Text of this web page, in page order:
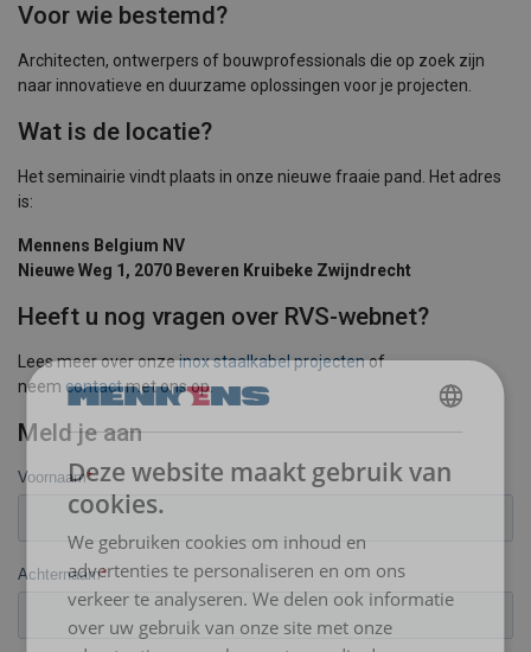
Voor wie bestemd?
Architecten, ontwerpers of bouwprofessionals die op zoek zijn
naar innovatieve en duurzame oplossingen voor je projecten.
Wat is de locatie?
Het seminairie vindt plaats in onze nieuwe fraaie pand. Het adres
is:
Mennens Belgium NV
Nieuwe Weg 1, 2070 Beveren Kruibeke Zwijndrecht
Heeft u nog vragen over RVS-webnet?
Lees meer over onzeinox staalkabel projectenof
neem contactmet ons op.
Meld je aan DUTCH
ENGLISH TRANSLATION
Deze website maakt gebruik van
cookies.
We gebruiken cookies om inhoud en
advertenties te personaliseren en om ons
verkeer te analyseren. We delen ook informatie
over uw gebruik van onze site met onze